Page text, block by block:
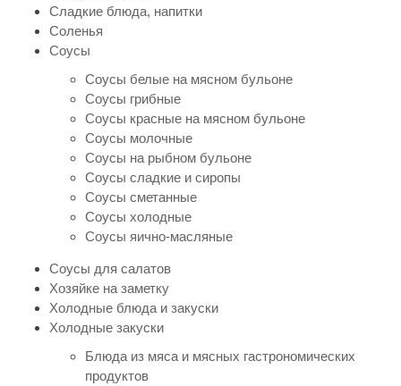
Сладкие блюда, напитки
Соленья
Соусы
Соусы белые на мясном бульоне
Соусы грибные
Соусы красные на мясном бульоне
Соусы молочные
Соусы на рыбном бульоне
Соусы сладкие и сиропы
Соусы сметанные
Соусы холодные
Соусы яично-масляные
Соусы для салатов
Хозяйке на заметку
Холодные блюда и закуски
Холодные закуски
Блюда из мяса и мясных гастрономических
продуктов